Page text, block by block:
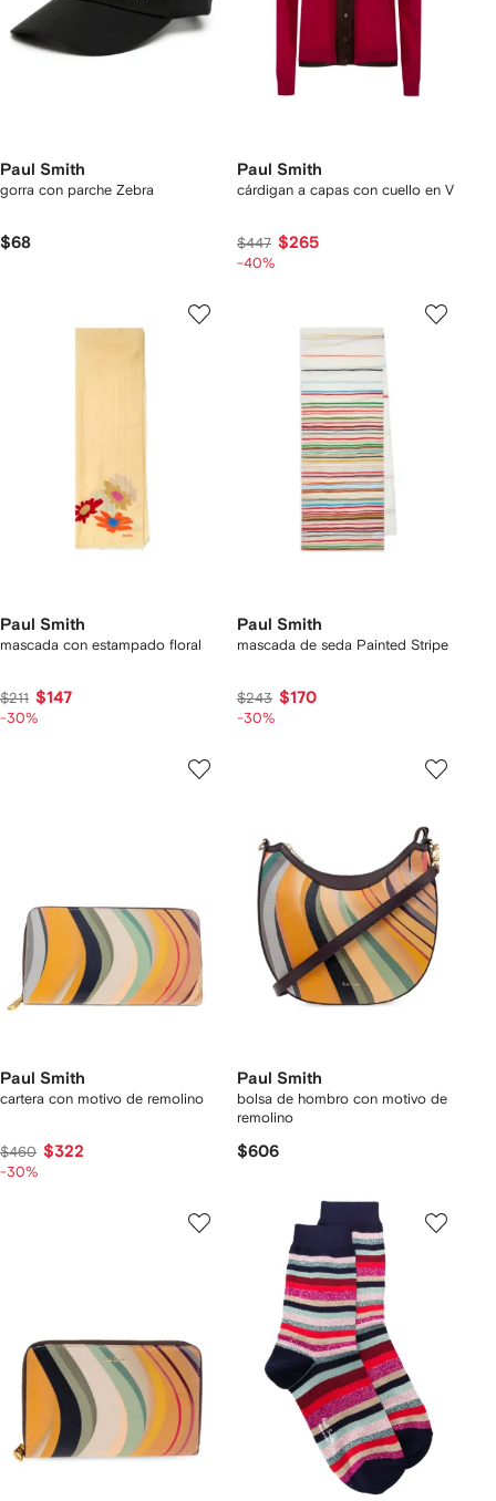
Paul Smith
gorra con parche Zebra
$68
Paul Smith
cárdigan a capas con cuello en V
$447 $265
-40%
Paul Smith
mascada con estampado floral
$211 $147
-30%
Paul Smith
mascada de seda Painted Stripe
$243 $170
-30%
Paul Smith
cartera con motivo de remolino
$460 $322
-30%
Paul Smith
bolsa de hombro con motivo de
remolino
$606